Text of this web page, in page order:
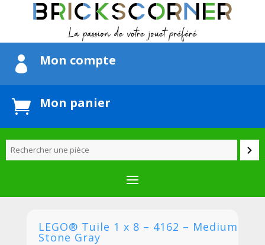
 Mon compte
 Mon panier
LEGO® Tuile 1 x 8 – 4162 – Medium
Stone Gray